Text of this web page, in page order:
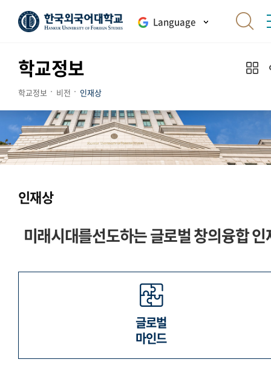
Language
학교정보
학교정보 비전 인재상
인재상
미래시대를선도하는 글로벌 창의융합 인
글로벌
마인드